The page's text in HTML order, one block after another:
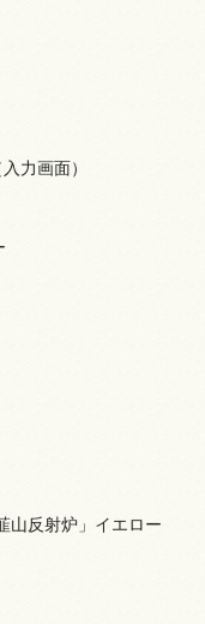
力画面）
山反射炉」イエロー